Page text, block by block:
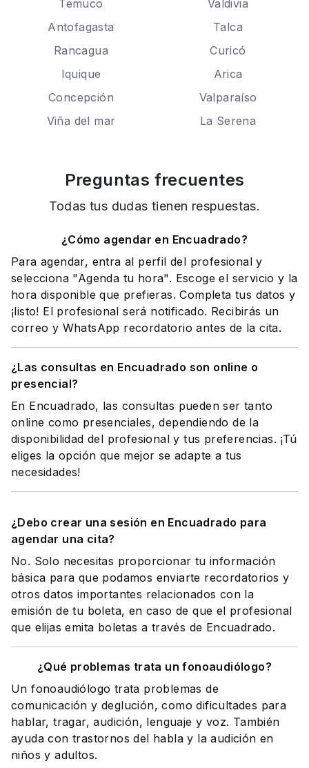
Temuco
Valdivia
Antofagasta
Talca
Rancagua
Curicó
Iquique
Arica
Concepción
Valparaíso
Viña del mar
La Serena
Preguntas frecuentes
Todas tus dudas tienen respuestas.
¿Cómo agendar en Encuadrado?
Para agendar, entra al perfil del profesional y
selecciona "Agenda tu hora". Escoge el servicio y la
hora disponible que prefieras. Completa tus datos y
¡listo! El profesional será notificado. Recibirás un
correo y WhatsApp recordatorio antes de la cita.
¿Las consultas en Encuadrado son online o
presencial?
En Encuadrado, las consultas pueden ser tanto
online como presenciales, dependiendo de la
disponibilidad del profesional y tus preferencias. ¡Tú
eliges la opción que mejor se adapte a tus
necesidades!
¿Debo crear una sesión en Encuadrado para
agendar una cita?
No. Solo necesitas proporcionar tu información
básica para que podamos enviarte recordatorios y
otros datos importantes relacionados con la
emisión de tu boleta, en caso de que el profesional
que elijas emita boletas a través de Encuadrado.
¿Qué problemas trata un fonoaudiólogo?
Un fonoaudiólogo trata problemas de
comunicación y deglución, como dificultades para
hablar, tragar, audición, lenguaje y voz. También
ayuda con trastornos del habla y la audición en
niños y adultos.